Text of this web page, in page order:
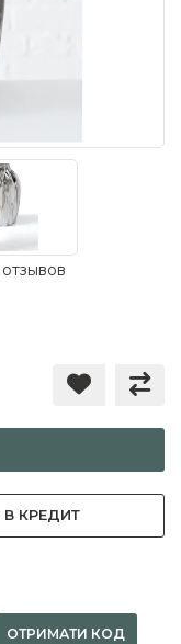
В КРЕДИТ
ОТРИМАТИ КОД